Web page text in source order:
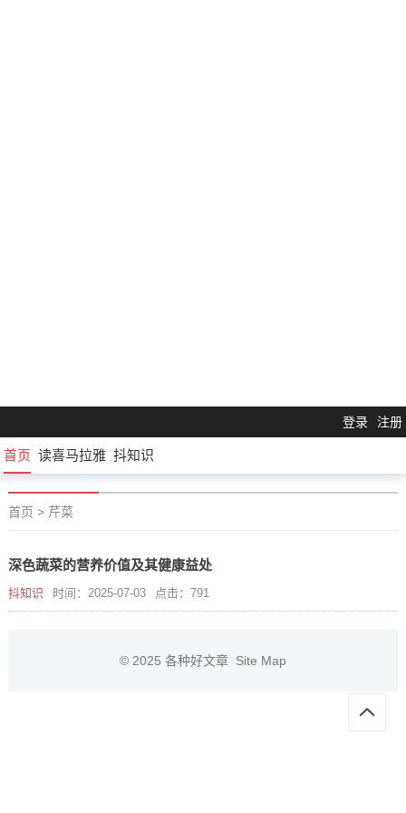
登录 注册
首页 读喜马拉雅 抖知识
首页 > 芹菜
深色蔬菜的营养价值及其健康益处
抖知识 时间：2025-07-03 点击：791
© 2025 各种好文章 Site Map